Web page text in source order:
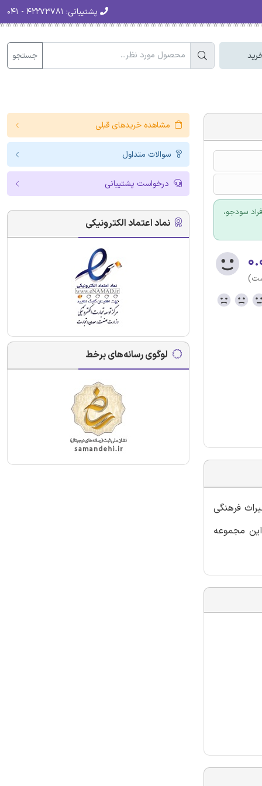
پشتیبانی:
جستجو
سودجو،
فرهنگی
مجموعه
مشاهده خریدهای قبلی
سوالات متداول
درخواست پشتیبانی
نماد اعتماد الکترونیکی
لوگوی رسانه‌های برخط